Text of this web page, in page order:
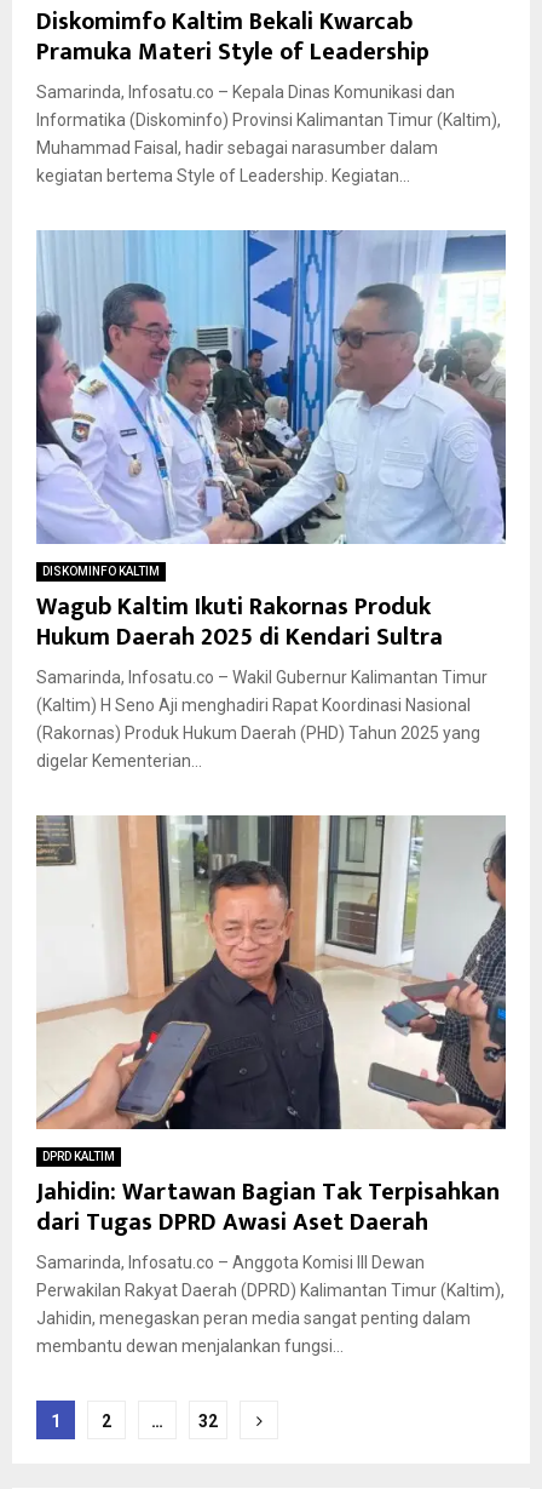
Diskomimfo Kaltim Bekali Kwarcab
Pramuka Materi Style of Leadership
Samarinda, Infosatu.co – Kepala Dinas Komunikasi dan
Informatika (Diskominfo) Provinsi Kalimantan Timur (Kaltim),
Muhammad Faisal, hadir sebagai narasumber dalam
kegiatan bertema Style of Leadership. Kegiatan...
DISKOMINFO KALTIM
Wagub Kaltim Ikuti Rakornas Produk
Hukum Daerah 2025 di Kendari Sultra
Samarinda, Infosatu.co – Wakil Gubernur Kalimantan Timur
(Kaltim) H Seno Aji menghadiri Rapat Koordinasi Nasional
(Rakornas) Produk Hukum Daerah (PHD) Tahun 2025 yang
digelar Kementerian...
DPRD KALTIM
Jahidin: Wartawan Bagian Tak Terpisahkan
dari Tugas DPRD Awasi Aset Daerah
Samarinda, Infosatu.co – Anggota Komisi III Dewan
Perwakilan Rakyat Daerah (DPRD) Kalimantan Timur (Kaltim),
Jahidin, menegaskan peran media sangat penting dalam
membantu dewan menjalankan fungsi...
Posts
1 2 … 32